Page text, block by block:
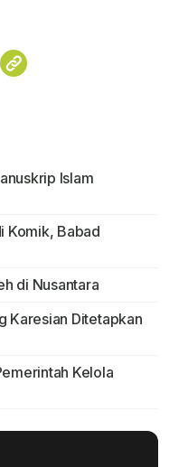
Islam
Komik, Babad
di Nusantara
Karesian Ditetapkan
Kelola